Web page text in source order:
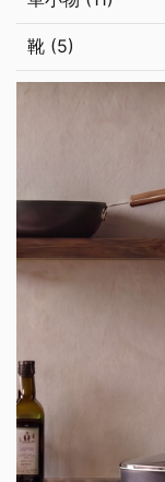
靴 (5)